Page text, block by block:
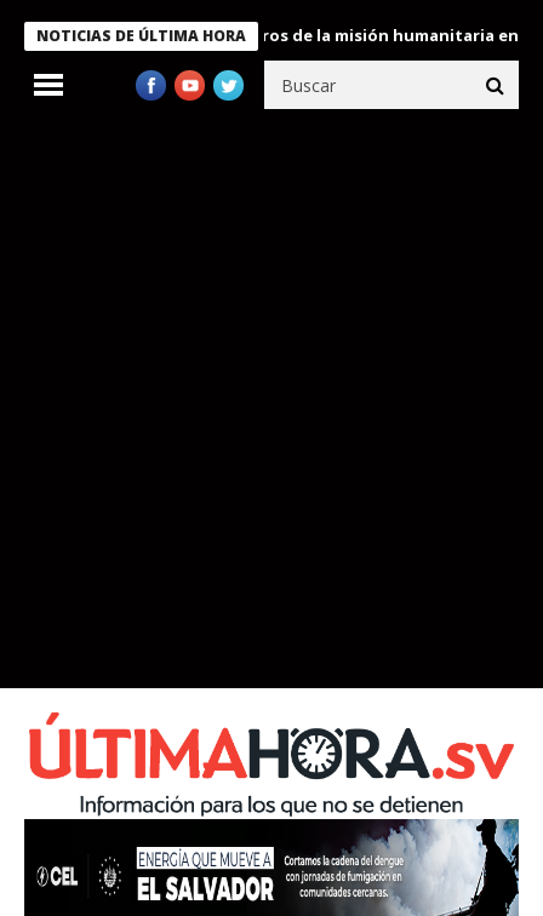
NOTICIAS DE ÚLTIMA HORA
condecora a miembros de la misión humanitaria enviada a